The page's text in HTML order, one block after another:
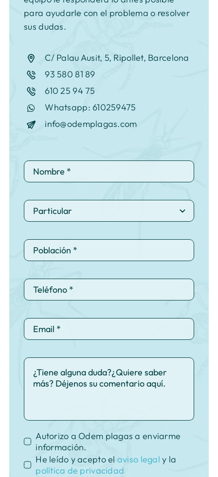
para ayudarle con el problema o resolver
sus dudas.
C/ Palau Ausit, 5, Ripollet, Barcelona
93 580 81 89
610 25 94 75
Whatsapp: 610259475
info@odemplagas.com
Autorizo a Odem plagas a enviarme
información.
He leído y acepto el aviso legal y la
política de privacidad